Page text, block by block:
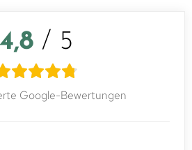
4,8 / 5
Google-Bewertungen